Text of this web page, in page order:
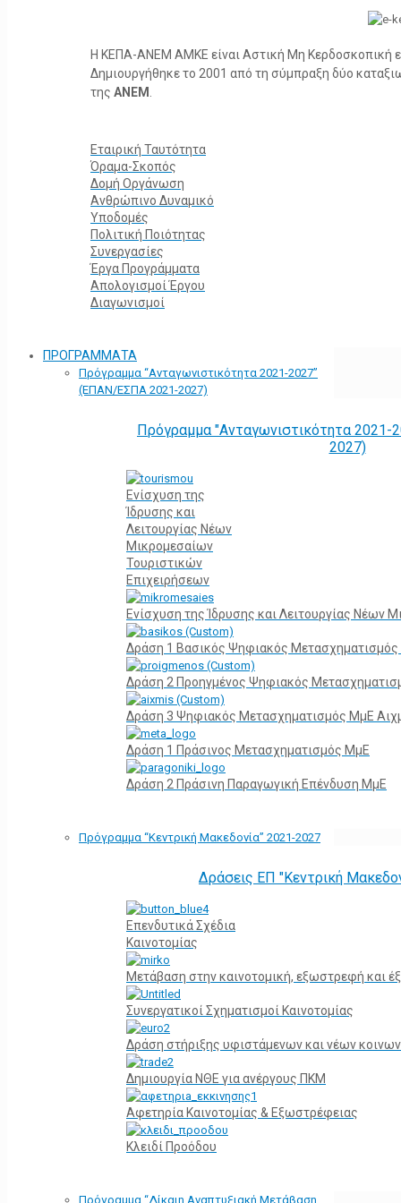
Η ΚΕΠΑ-ΑΝΕΜ ΑΜΚΕ είναι Αστική Μη Κερδοσκοπική
Δημιουργήθηκε το 2001 από τη σύμπραξη δύο
της ΑΝΕΜ
Εταιρική Ταυτότητα
Όραμα-Σκοπός
Δομή Οργάνωση
Ανθρώπινο Δυναμικό
Υποδομές
Πολιτική Ποιότητας
Συνεργασίες
Έργα Προγράμματα
Απολογισμοί Έργου
Διαγωνισμοί
ΠΡΟΓΡΑΜΜΑΤΑ
Πρόγραμμα “Ανταγωνιστικότητα 2021-2027”
(ΕΠΑΝ/ΕΣΠΑ 2021-2027)
Πρόγραμμα "Ανταγωνιστικότητα
2027)
Ενίσχυση της
Ίδρυσης και
Λειτουργίας Νέων
Μικρομεσαίων
Τουριστικών
Επιχειρήσεων
Ενίσχυση της Ίδρυσης και Λειτουργίας Νέων
Δράση 1 Βασικός Ψηφιακός
Δράση 2 Προηγμένος Ψηφιακός
Δράση 3 Ψηφιακός Μετασχηματισμός ΜμΕ
Δράση 1 Πράσινος Μετασχηματισμός ΜμΕ
Δράση 2 Πράσινη Παραγωγική Επένδυση ΜμΕ
Πρόγραμμα “Κεντρική Μακεδονία” 2021-2027
Δράσεις ΕΠ "Κεντρική
Επενδυτικά Σχέδια
Καινοτομίας
Μετάβαση στην καινοτομική, εξωστρεφή και
Συνεργατικοί Σχηματισμοί Καινοτομίας
Δράση στήριξης υφιστάμενων και νέων
Δημιουργία ΝΘΕ για ανέργους ΠΚΜ
Αφετηρία Kαινοτομίας & Εξωστρέφειας
Κλειδί Προόδου
Πρόγραμμα “Δίκαιη Αναπτυξιακή Μετάβαση